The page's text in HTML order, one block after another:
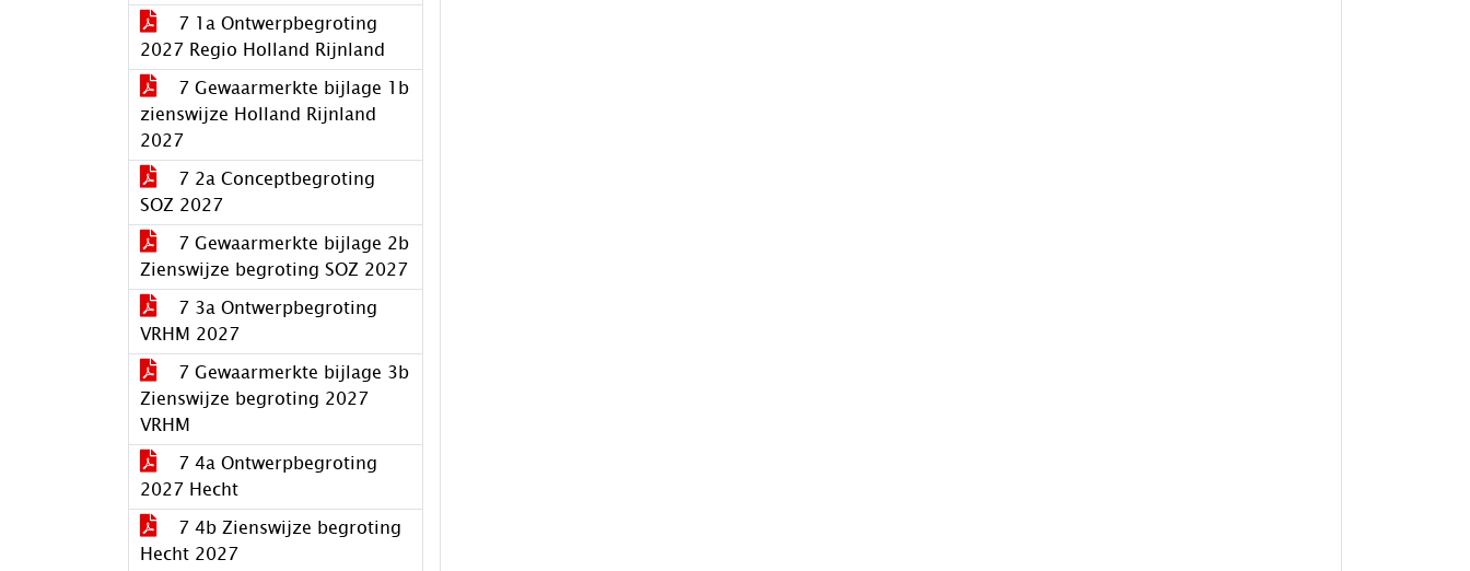
7 1a Ontwerpbegroting
2027 Regio Holland Rijnland
7 Gewaarmerkte bijlage 1b
zienswijze Holland Rijnland
2027
7 2a Conceptbegroting
SOZ 2027
7 Gewaarmerkte bijlage 2b
Zienswijze begroting SOZ 2027
7 3a Ontwerpbegroting
VRHM 2027
7 Gewaarmerkte bijlage 3b
Zienswijze begroting 2027
VRHM
7 4a Ontwerpbegroting
2027 Hecht
7 4b Zienswijze begroting
Hecht 2027